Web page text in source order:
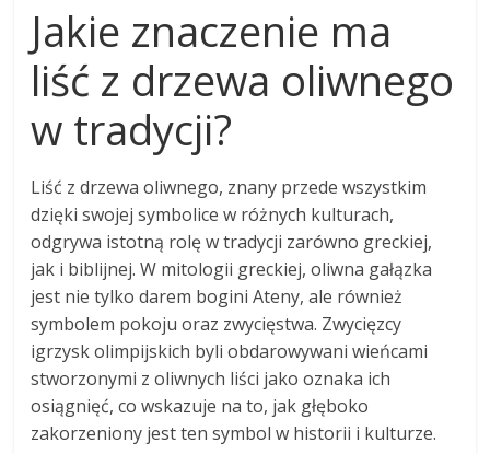
Jakie znaczenie ma
liść z drzewa oliwnego
w tradycji?
Liść z drzewa oliwnego, znany przede wszystkim
dzięki swojej symbolice w różnych kulturach,
odgrywa istotną rolę w tradycji zarówno greckiej,
jak i biblijnej. W mitologii greckiej, oliwna gałązka
jest nie tylko darem bogini Ateny, ale również
symbolem pokoju oraz zwycięstwa. Zwycięzcy
igrzysk olimpijskich byli obdarowywani wieńcami
stworzonymi z oliwnych liści jako oznaka ich
osiągnięć, co wskazuje na to, jak głęboko
zakorzeniony jest ten symbol w historii i kulturze.